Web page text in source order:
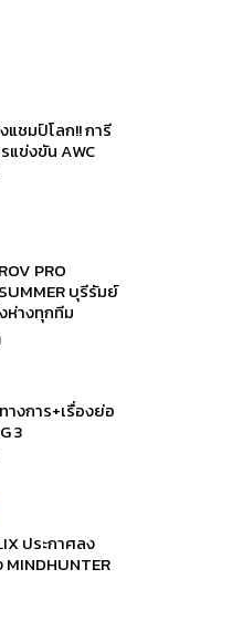
แชมป์โลก!! การี
แข่งขัน AWC
PRO
บุรีรัมย์
ห่างทุกทีม
งการ+เรื่องย่อ
3
ประกาศลง